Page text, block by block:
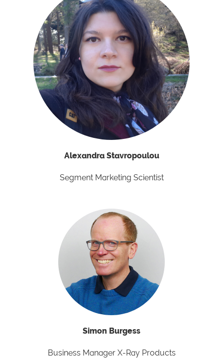
Alexandra Stavropoulou
Segment Marketing Scientist
Simon Burgess
Business Manager X-Ray Products